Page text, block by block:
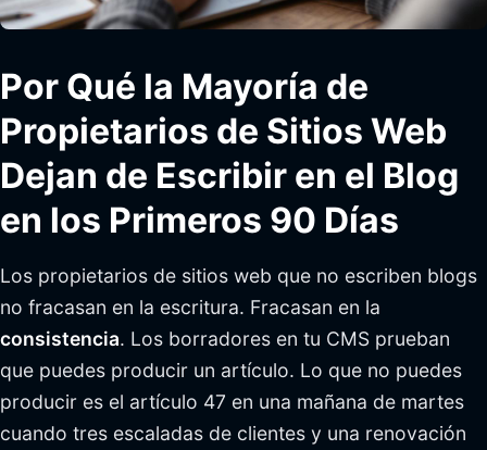
Por Qué la Mayoría de
Propietarios de Sitios Web
Dejan de Escribir en el Blog
en los Primeros 90 Días
Los propietarios de sitios web que no escriben blogs
no fracasan en la escritura. Fracasan en la
consistencia. Los borradores en tu CMS prueban
que puedes producir un artículo. Lo que no puedes
producir es el artículo 47 en una mañana de martes
cuando tres escaladas de clientes y una renovación